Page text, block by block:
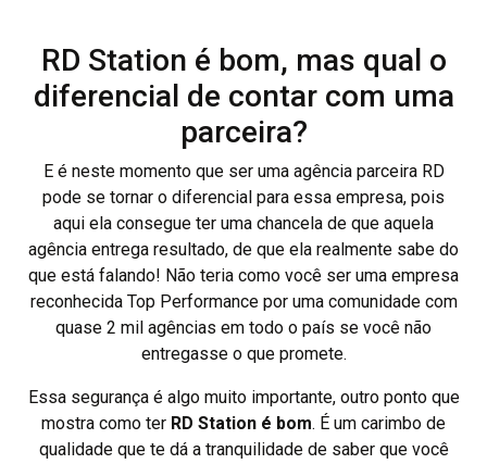
RD Station é bom, mas qual o
diferencial de contar com uma
parceira?
E é neste momento que ser uma agência parceira RD
pode se tornar o diferencial para essa empresa, pois
aqui ela consegue ter uma chancela de que aquela
agência entrega resultado, de que ela realmente sabe do
que está falando! Não teria como você ser uma empresa
reconhecida Top Performance por uma comunidade com
quase 2 mil agências em todo o país se você não
entregasse o que promete.
Essa segurança é algo muito importante, outro ponto que
mostra como ter RD Station é bom. É um carimbo de
qualidade que te dá a tranquilidade de saber que você